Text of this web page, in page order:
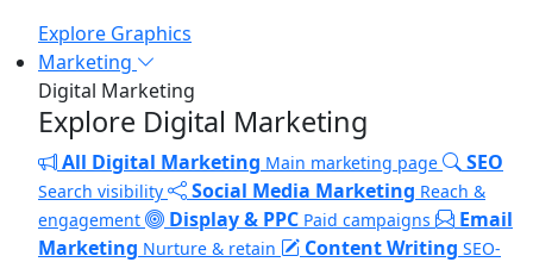
Explore Graphics
Marketing
Digital Marketing
Explore Digital Marketing
All Digital Marketing Main marketing page SEO
Search visibility Social Media Marketing Reach &
engagement
Display & PPC Paid campaigns
Email
Marketing Nurture & retain Content Writing SEO-